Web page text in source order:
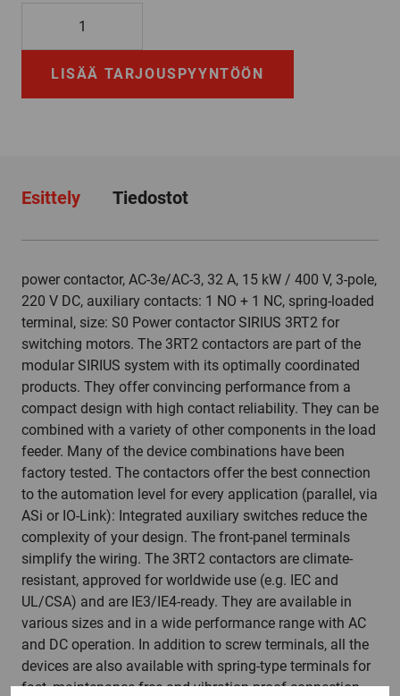
määrä
LISÄÄ TARJOUSPYYNTÖÖN
Esittely Tiedostot
power contactor, AC-3e/AC-3, 32 A, 15 kW / 400 V, 3-pole,
220 V DC, auxiliary contacts: 1 NO + 1 NC, spring-loaded
terminal, size: S0 Power contactor SIRIUS 3RT2 for
switching motors. The 3RT2 contactors are part of the
modular SIRIUS system with its optimally coordinated
products. They offer convincing performance from a
compact design with high contact reliability. They can be
combined with a variety of other components in the load
feeder. Many of the device combinations have been
factory tested. The contactors offer the best connection
to the automation level for every application (parallel, via
ASi or IO-Link): Integrated auxiliary switches reduce the
complexity of your design. The front-panel terminals
simplify the wiring. The 3RT2 contactors are climate-
resistant, approved for worldwide use (e.g. IEC and
UL/CSA) and are IE3/IE4-ready. They are available in
various sizes and in a wide performance range with AC
and DC operation. In addition to screw terminals, all the
devices are also available with spring-type terminals for
fast, maintenance-free and vibration-proof connection.